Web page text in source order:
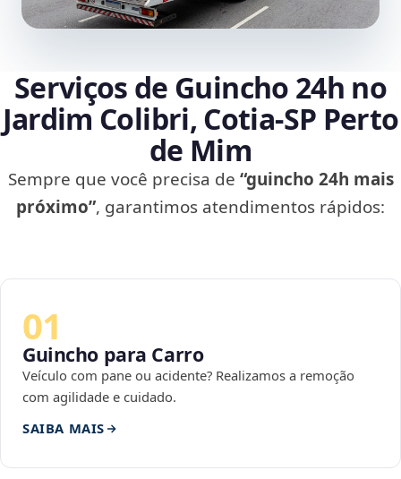
Serviços de Guincho 24h no
Jardim Colibri, Cotia‑SP Perto
de Mim
Sempre que você precisa de “guincho 24h mais
próximo”, garantimos atendimentos rápidos:
01
Guincho para Carro
Veículo com pane ou acidente? Realizamos a remoção
com agilidade e cuidado.
SAIBA MAIS